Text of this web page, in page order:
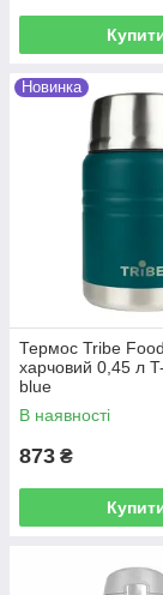
Новинка
Термос Tribe
харчовий 0,45 л
blue
В наявності
873 ₴